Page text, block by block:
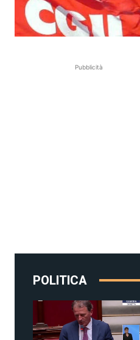
Pubblicità
POLITICA